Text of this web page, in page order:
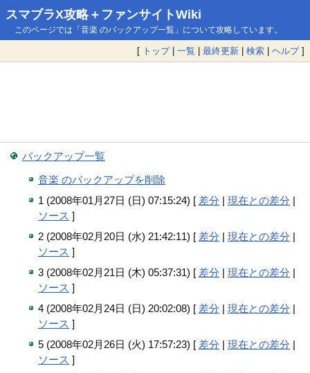
スマブラX攻略＋ファンサイトWiki
このページでは「音楽 のバックアップ一覧」について攻略しています。
[ トップ| 一覧 | 最終更新 | 検索 | ヘルプ]
バックアップ一覧
音楽 のバックアップを削除
1 (2008年01月27日 (日) 07:15:24) [ 差分 |現在との差分 |
ソース ]
2 (2008年02月20日 (水) 21:42:11) [ 差分 |現在との差分 |
ソース ]
3 (2008年02月21日 (木) 05:37:31) [ 差分 |現在との差分 |
ソース ]
4 (2008年02月24日 (日) 20:02:08) [ 差分 |現在との差分 |
ソース ]
5 (2008年02月26日 (火) 17:57:23) [ 差分 |現在との差分 |
ソース ]